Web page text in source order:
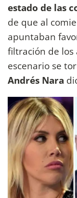
estado de las
de que al
apuntaban
filtración de los
escenario se
Andrés Nara